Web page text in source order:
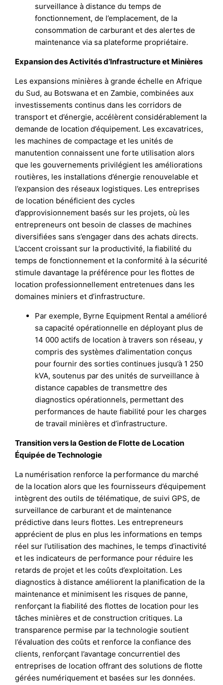
surveillance à distance du temps de
fonctionnement, de l’emplacement, de la
consommation de carburant et des alertes de
maintenance via sa plateforme propriétaire.
Expansion des Activités d’Infrastructure et Minières
Les expansions minières à grande échelle en Afrique
du Sud, au Botswana et en Zambie, combinées aux
investissements continus dans les corridors de
transport et d’énergie, accélèrent considérablement la
demande de location d’équipement. Les excavatrices,
les machines de compactage et les unités de
manutention connaissent une forte utilisation alors
que les gouvernements privilégient les améliorations
routières, les installations d’énergie renouvelable et
l’expansion des réseaux logistiques. Les entreprises
de location bénéficient des cycles
d’approvisionnement basés sur les projets, où les
entrepreneurs ont besoin de classes de machines
diversifiées sans s’engager dans des achats directs.
L’accent croissant sur la productivité, la fiabilité du
temps de fonctionnement et la conformité à la sécurité
stimule davantage la préférence pour les flottes de
location professionnellement entretenues dans les
domaines miniers et d’infrastructure.
Par exemple, Byrne Equipment Rental a amélioré
sa capacité opérationnelle en déployant plus de
14 000 actifs de location à travers son réseau, y
compris des systèmes d’alimentation conçus
pour fournir des sorties continues jusqu’à 1 250
kVA, soutenus par des unités de surveillance à
distance capables de transmettre des
diagnostics opérationnels, permettant des
performances de haute fiabilité pour les charges
de travail minières et d’infrastructure.
Transition vers la Gestion de Flotte de Location
Équipée de Technologie
La numérisation renforce la performance du marché
de la location alors que les fournisseurs d’équipement
intègrent des outils de télématique, de suivi GPS, de
surveillance de carburant et de maintenance
prédictive dans leurs flottes. Les entrepreneurs
apprécient de plus en plus les informations en temps
réel sur l’utilisation des machines, le temps d’inactivité
et les indicateurs de performance pour réduire les
retards de projet et les coûts d’exploitation. Les
diagnostics à distance améliorent la planification de la
maintenance et minimisent les risques de panne,
renforçant la fiabilité des flottes de location pour les
tâches minières et de construction critiques. La
transparence permise par la technologie soutient
l’évaluation des coûts et renforce la confiance des
clients, renforçant l’avantage concurrentiel des
entreprises de location offrant des solutions de flotte
gérées numériquement et basées sur les données.